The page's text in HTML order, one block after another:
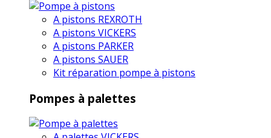
A pistons REXROTH
A pistons VICKERS
A pistons PARKER
A pistons SAUER
Kit réparation pompe à pistons
Pompes à palettes